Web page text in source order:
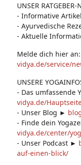
UNSER RATGEBER-
- Informative
- Ayurvedische
- Aktuelle
Melde dich hier
vidya.de/service/
UNSERE
- Das umfassende
vidya.de/
- Unser Blog ►
- Finde dein
vidya.de/center/
- Unser Podcast ►
auf-einen-blick/